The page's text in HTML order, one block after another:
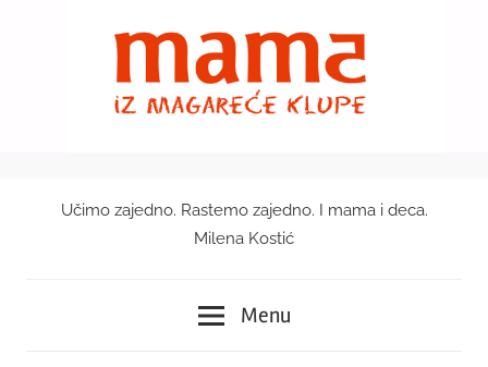
Mama
magareće
Učimo zajedno. Rastemo zajedno. I mama i deca.
Milena Kostić
Menu